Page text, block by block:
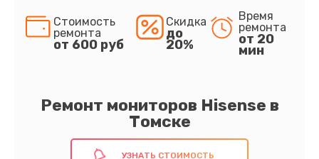
Ремонт мониторов Hisense в
Томске
Стоимость
ремонта
от 600 руб
Скидка
до
20%
Время
ремонта
от 20
мин
УЗНАТЬ СТОИМОСТЬ